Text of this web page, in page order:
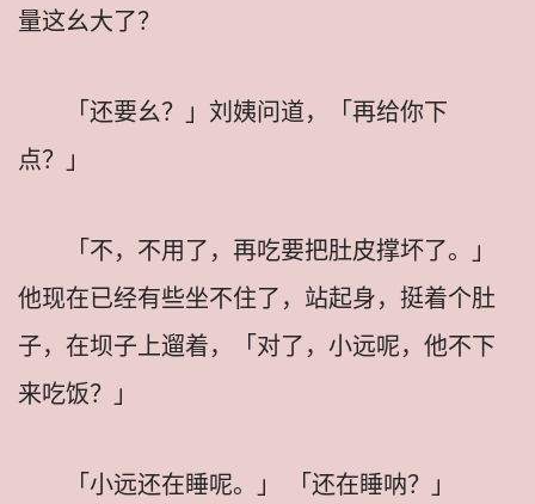
量这幺大了？
「还要幺？」刘姨问道，「再给你下
点？」
「不，不用了，再吃要把肚皮撑坏了。」
他现在已经有些坐不住了，站起身，挺着个肚
子，在坝子上遛着，「对了，小远呢，他不下
来吃饭？」
「小远还在睡呢。」 「还在睡呐？」